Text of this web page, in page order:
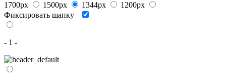
1700px
1500px 1344px
1200px
Фиксировать шапку
- 1 -